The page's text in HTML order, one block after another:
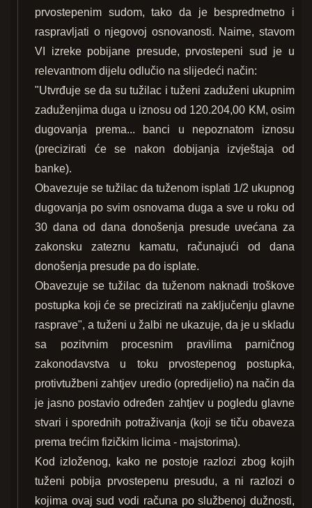
prvostepenim sudom, tako da je bespredmetno i
raspravljati o njegovoj osnovanosti. Naime, stavom
VI izreke pobijane presude, prvostepeni sud je u
relevantnom dijelu odlučio na slijedeći način:
"Utvrđuje se da su tužilac i tuženi zaduženi ukupnim
zaduženjima duga u iznosu od 120.204,00 KM, osim
dugovanja prema... banci u nepoznatom iznosu
(precizirati će se nakon dobijanja izvještaja od
banke).
Obavezuje se tužilac da tuženom isplati 1/2 ukupnog
dugovanja po svim osnovama duga a sve u roku od
30 dana od dana donošenja presude uvećana za
zakonsku zateznu kamatu, računajući od dana
donošenja presude pa do isplate.
Obavezuje se tužilac da tuženom naknadi troškove
postupka koji će se precizirati na zaključenju glavne
rasprave", a tuženi u žalbi ne ukazuje, da je u skladu
sa pozitvnim procesnim pravilima parničnog
zakonodavstva u toku prvostepenog postupka,
protivtužbeni zahtjev uredio (opredijelio) na način da
je jasno postavio određen zahtjev u pogledu glavne
stvari i sporednih potraživanja (koji se tiču obaveza
prema trećim fizičkim licima - majstorima).
Kod izloženog, kako ne postoje razlozi zbog kojih
tuženi pobija prvostepenu presudu, a ni razlozi o
kojima ovaj sud vodi računa po službenoj dužnosti,